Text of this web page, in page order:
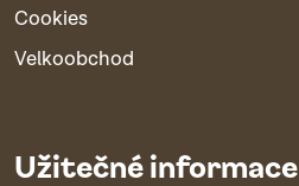
Cookies
Velkoobchod
Užitečné informace